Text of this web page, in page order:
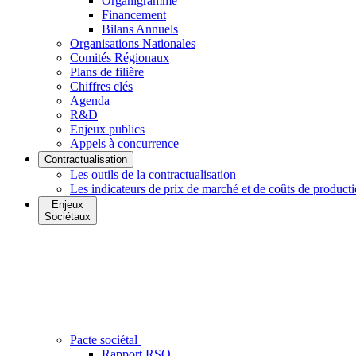
Financement
Bilans Annuels
Organisations Nationales
Comités Régionaux
Plans de filière
Chiffres clés
Agenda
R&D
Enjeux publics
Appels à concurrence
Contractualisation
Les outils de la contractualisation
Les indicateurs de prix de marché et de coûts de
Enjeux
Sociétaux
Pacte sociétal